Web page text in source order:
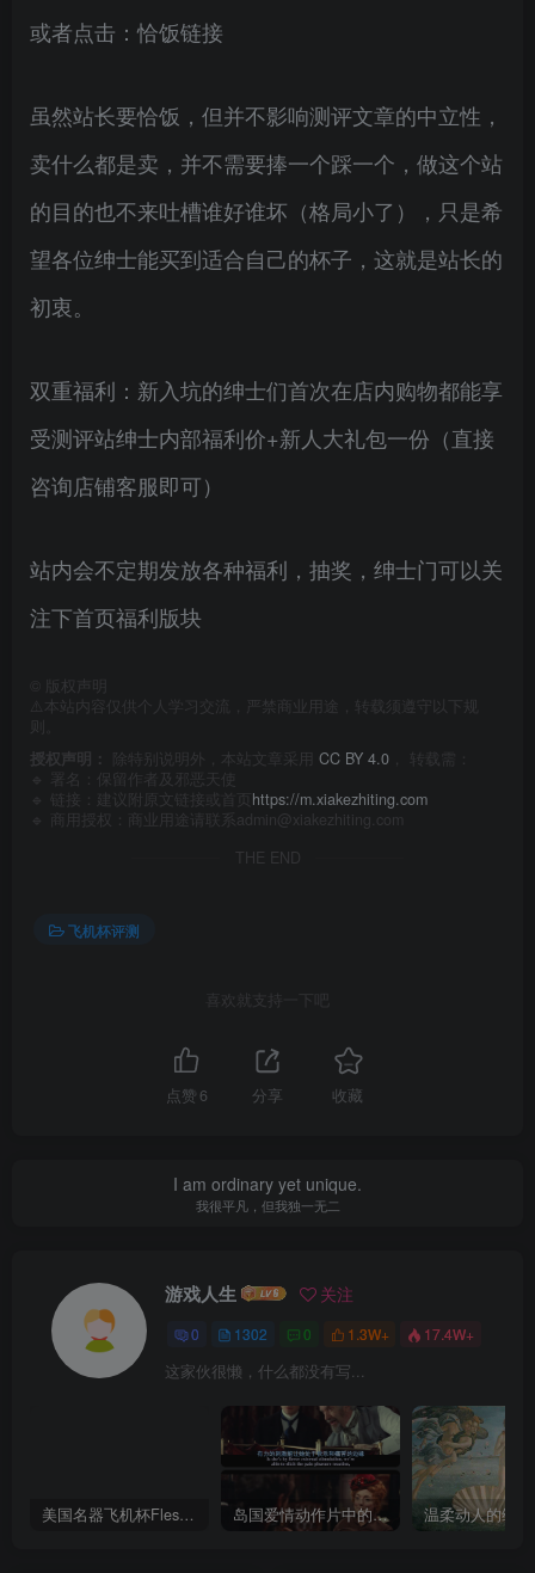
或者点击：恰饭链接
虽然站长要恰饭，但并不影响测评文章的中立性，
卖什么都是卖，并不需要捧一个踩一个，做这个站
的目的也不来吐槽谁好谁坏（格局小了），只是希
望各位绅士能买到适合自己的杯子，这就是站长的
初衷。
双重福利：新入坑的绅士们首次在店内购物都能享
受测评站绅士内部福利价+新人大礼包一份（直接
咨询店铺客服即可）
站内会不定期发放各种福利，抽奖，绅士门可以关
注下首页福利版块
版权声明
⚠️本站内容仅供个人学习交流，严禁商业用途，转载须遵守以下规
授权声明：
除特别说明外，本站文章采用 CC BY 4.0 ， 转载需：
🔹 署名：保留作者及 邪恶天使
🔹 链接：建议附原文链接或首页 https://m.xiakezhiting.com
🔹 商用授权：商业用途请联系admin@xiakezhiting.com
THE END
飞机杯评测
喜欢就支持一下吧
点赞 6 分享 收藏
I am ordinary yet unique.
我很平凡，但我独一无二
游戏人生 关注
0 1302 0 1.3W+ 17.4W+
这家伙很懒，什么都没有写...
美国名器飞机杯Fleshlight 【Quickshot-Vantage 双头飞机杯】完全评测 岛国爱情动作片中的AV棒到底有多猛？成人用品震动棒的发展史！